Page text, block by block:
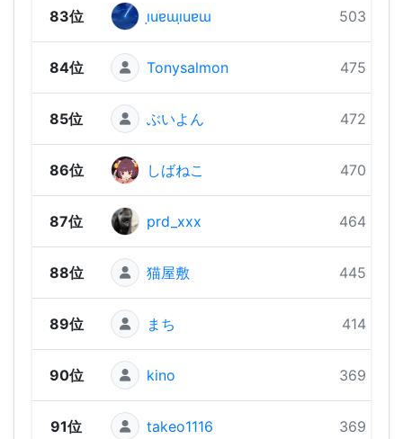
83位 ı̣uɐɯı̣uɐɯ 503 pts
84位 Tonysalmon 475 pts
85位 ぶいよん 472 pts
86位 しばねこ 470 pts
87位 prd_xxx 464 pts
88位 猫屋敷 445 pts
89位 まち 414 pts
90位 kino 369 pts
91位 takeo1116 369 pts